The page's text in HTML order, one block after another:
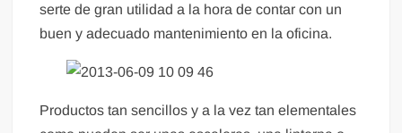
serte de gran utilidad a la hora de contar con un
buen y adecuado mantenimiento en la oficina.
Productos tan sencillos y a la vez tan elementales